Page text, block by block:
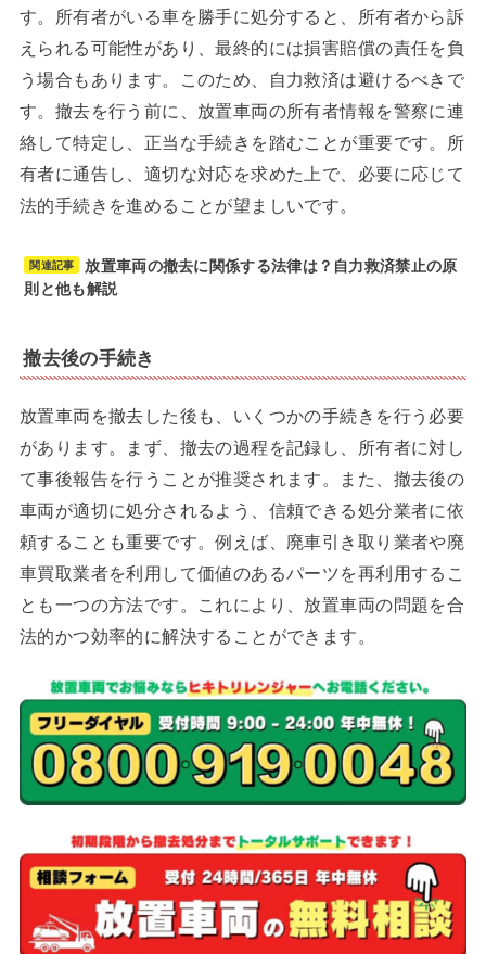
す。所有者がいる車を勝手に処分すると、所有者から訴
えられる可能性があり、最終的には損害賠償の責任を負
う場合もあります。このため、自力救済は避けるべきで
す。撤去を行う前に、放置車両の所有者情報を警察に連
絡して特定し、正当な手続きを踏むことが重要です。所
有者に通告し、適切な対応を求めた上で、必要に応じて
法的手続きを進めることが望ましいです。
関連記事
放置車両の撤去に関係する法律は？自力救済禁止の原
則と他も解説
撤去後の手続き
放置車両を撤去した後も、いくつかの手続きを行う必要
があります。まず、撤去の過程を記録し、所有者に対し
て事後報告を行うことが推奨されます。また、撤去後の
車両が適切に処分されるよう、信頼できる処分業者に依
頼することも重要です。例えば、廃車引き取り業者や廃
車買取業者を利用して価値のあるパーツを再利用するこ
とも一つの方法です。これにより、放置車両の問題を合
法的かつ効率的に解決することができます。